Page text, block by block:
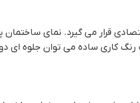
قرار می گیرد. نماي
رنگ کاری ساده می توان جلوه ای